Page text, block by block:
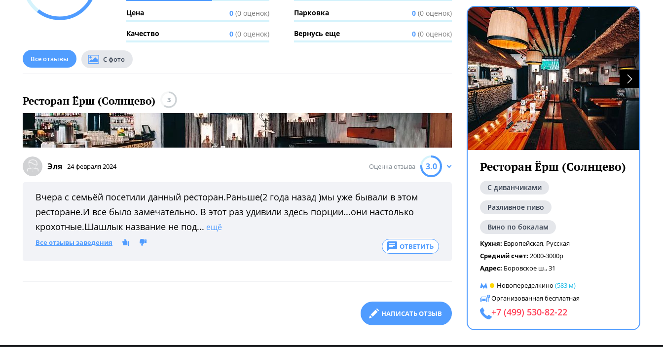
Цена 0 (0 оценок)
Качество 0 (0 оценок)
Парковка 0 (0 оценок)
Вернусь еще 0 (0 оценок)
Все отзывы С фото
Ресторан Ёрш (Солнцево) 3
Эля 24 февраля 2024 Оценка отзыва 3.0
Вчера с семьёй посетили данный ресторан.Раньше(2 года назад )мы уже бывали в этом
ресторане.И все было замечательно. В этот раз удивили здесь порции...они настолько
крохотные.Шашлык название не под... ещё
Все отзывы заведения ОТВЕТИТЬ
НАПИСАТЬ ОТЗЫВ
Ресторан Ёрш (Солнцево)
С диванчиками
Разливное пиво
Вино по бокалам
Кухня: Европейская, Русская
Средний счет: 2000-3000р
Адрес: Боровское ш., 31
Новопеределкино (583 м)
Организованная бесплатная
+7 (499) 530-82-22